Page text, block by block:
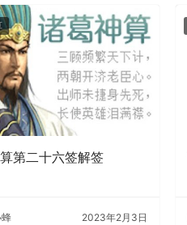
第二十六签解签
蜂 2023年2月3日